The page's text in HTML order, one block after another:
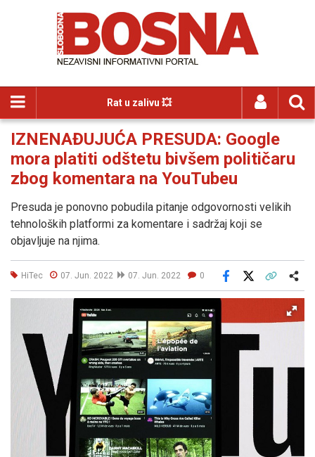
Rat u zalivu 💥
IZNENAĐUJUĆA PRESUDA: Google
mora platiti odštetu bivšem političaru
zbog komentara na YouTubeu
Presuda je ponovno pobudila pitanje odgovornosti velikih
tehnoloških platformi za komentare i sadržaj koji se
objavljuje na njima.
HiTec 07. Jun. 2022 07. Jun. 2022 0
Facebook